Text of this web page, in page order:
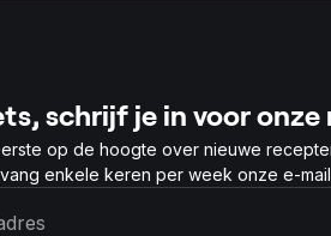
schrijf je in voor
op de hoogte over nieuwe
enkele keren per week onze e-